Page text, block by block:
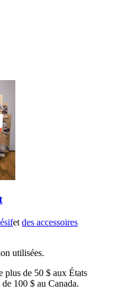
et des accessoires
utilisées.
plus de 50 $ aux États
100 $ au Canada.